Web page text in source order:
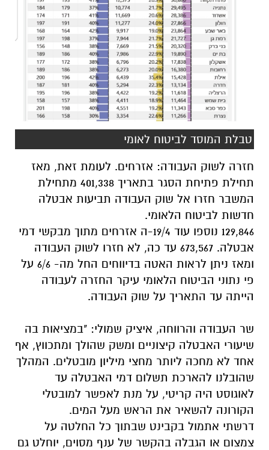
טבלת המוסד לביטוח לאומי
חזרה לשוק העבודה: אזרחים. לעומת זאת, מאז
תחילת פתיחת הסגר בתאריך 401,338 מתחילת
המשבר חזרו אל שוק העבודה תביעות אבטלה
חדשות לביטוח הלאומי.
129,846 נוספו עוד 19/4-ה אזרחים מתוך מבקשי דמי
אבטלה. 673,567 עד כה, לא חזרו לשוק העבודה
ומאז ניתן לראות האטה בדיווחים החל מה- 6/6 על
פי נתוני הביטוח הלאומי עיקר החזרה לעבודה
הייתה עד התאריך על שוק העבודה.
שר העבודה והרווחה, איציק שמולי: "במציאות בה
שיעורי האבטלה קיצוניים ומשק שהולך ומתכווץ, אף
אחד לא מחכה ליותר מחצי מיליון מובטלים. המהלך
שהובלנו להארכת תשלום דמי האבטלה עד
לאוגוסט היה קריטי, על מנת לאפשר למובטלי
הקורונה להשאיר את הראש מעל המים.
דרשתי אתמול בקבינט שבתוך כל החלטה על
צמצום או הגבלה בהקשר של ענף מסוים, יוחלט גם